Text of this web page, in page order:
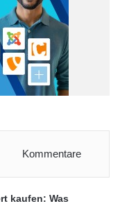
Kommentare
kaufen: Was